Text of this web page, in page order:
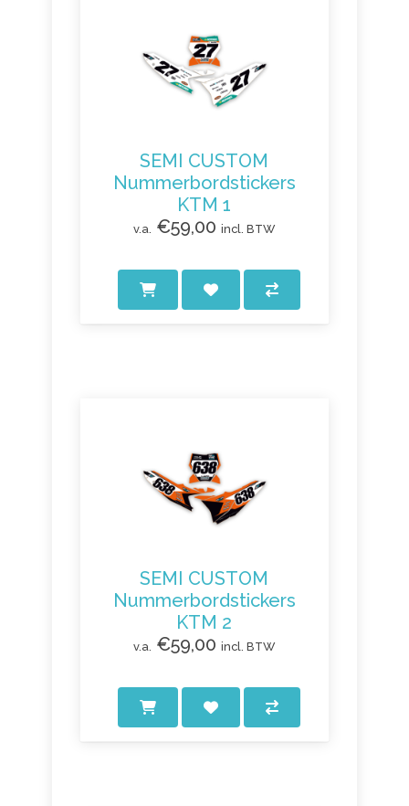
SEMI CUSTOM
Nummerbordstickers
KTM 1
v.a. €59,00 incl. BTW
SEMI CUSTOM
Nummerbordstickers
KTM 2
v.a. €59,00 incl. BTW